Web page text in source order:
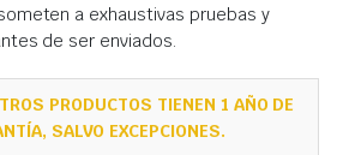
a exhaustivas pruebas y
de ser enviados.
PRODUCTOS TIENEN 1 AÑO DE
SALVO EXCEPCIONES.